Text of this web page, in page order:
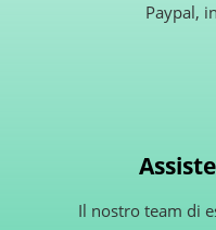
Paypal,
Il nostro team di